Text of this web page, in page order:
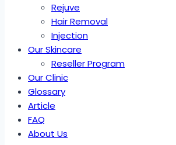
Rejuve
Hair Removal
Injection
Our Skincare
Reseller Program
Our Clinic
Glossary
Article
FAQ
About Us